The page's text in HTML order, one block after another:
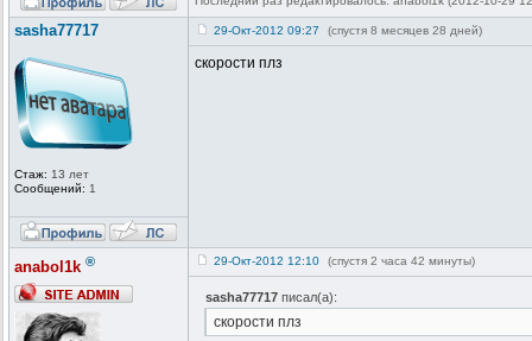
sasha77717
Стаж: 13 лет
Сообщений: 1
29-Окт-2012 09:27 (спустя 8 месяцев 28 дней)
скорости плз
anabol1k ® 29-Окт-2012 12:10 (спустя 2 часа 42 минуты)
sasha77717 писал(а):
скорости плз